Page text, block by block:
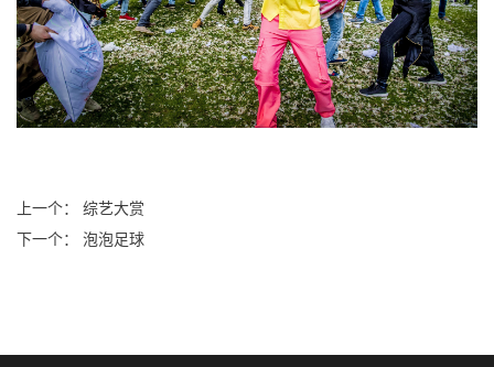
上一个： 综艺大赏
下一个： 泡泡足球